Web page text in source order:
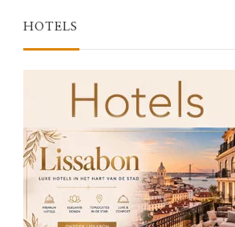
HOTELS